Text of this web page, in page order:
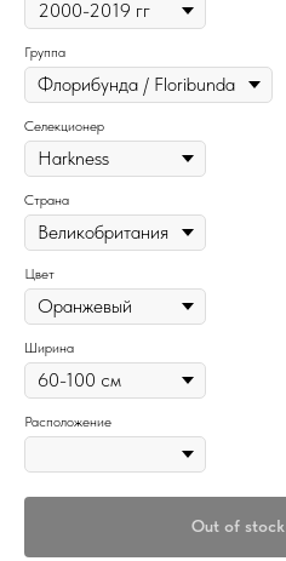
Группа
Селекционер
Страна
Цвет
Ширина
Расположение
Out of stock